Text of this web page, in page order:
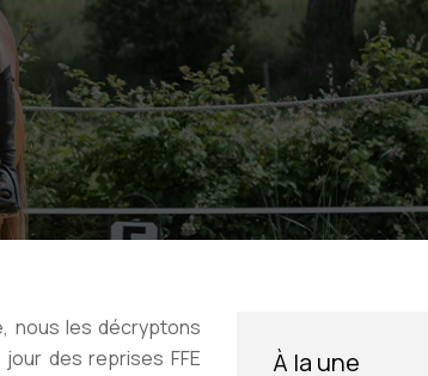
nous les décryptons
des reprises FFE
À la une